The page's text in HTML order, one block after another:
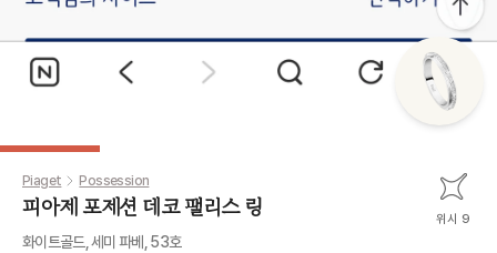
Piaget Possession
피아제 포제션 데코 팰리스 링 위시 9
화이트골드, 세미 파베, 53호